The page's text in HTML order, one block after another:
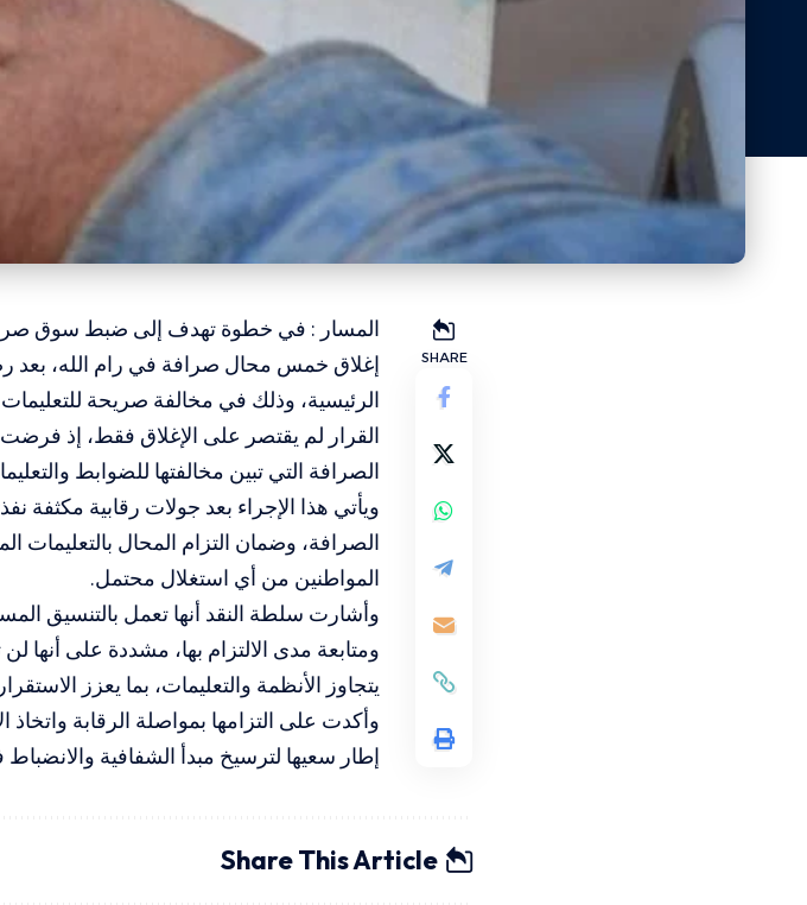
SHARE
المسار : في خطوة تهدف إلى ضبط سوق صرف
إغلاق خمس محال صرافة في رام الله، بعد
الرئيسية، وذلك في مخالفة صريحة للتعليمات
القرار لم يقتصر على الإغلاق فقط، إذ
الصرافة التي تبين مخالفتها للضوابط
ويأتي هذا الإجراء بعد جولات رقابية مكثفة
الصرافة، وضمان التزام المحال
المواطنين من أي استغلال محتمل.
وأشارت سلطة النقد أنها تعمل بالتنسيق
ومتابعة مدى الالتزام بها، مشددة على
يتجاوز الأنظمة والتعليمات، بما يعزز
وأكدت على التزامها بمواصلة الرقابة
إطار سعيها لترسيخ مبدأ الشفافية
Share This Article